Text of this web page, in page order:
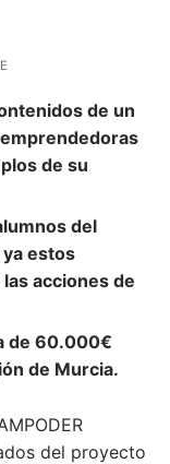
de un
de su
del
estos
acciones de
de 60.000€
de Murcia.
del proyecto